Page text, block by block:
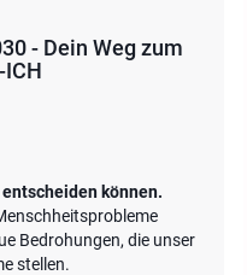
- Dein Weg zum
können.
Bedrohungen, die unser
stellen.